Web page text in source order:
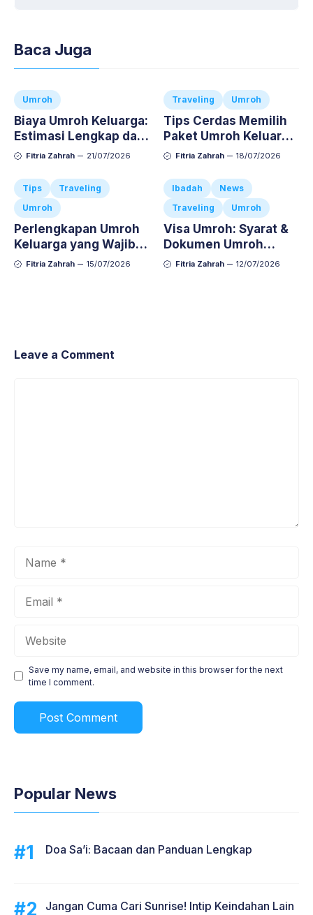
Baca Juga
Umroh
Biaya Umroh Keluarga:
Estimasi Lengkap dan
Cara Atur Budgetnya
Fitria Zahrah 21/07/2026
Traveling Umroh
Tips Cerdas Memilih
Paket Umroh Keluarga
Agar Ibadah Si Kecil
Repot
Fitria Zahrah 18/07/2026
Tips
Traveling
Umroh
Perlengkapan Umroh
Keluarga yang Wajib
Dibawa, Jangan
Fitria Zahrah 15/07/2026
Ibadah
News
Traveling
Umroh
Visa Umroh: Syarat &
Dokumen Umroh
Keluarga Lengkap dan
Fitria Zahrah 12/07/2026
Leave a Comment
Save my name, email, and website in this browser for the next
time I comment.
Popular News
Doa Sa’i: Bacaan dan Panduan Lengkap
Jangan Cuma Cari Sunrise! Intip Keindahan Lain